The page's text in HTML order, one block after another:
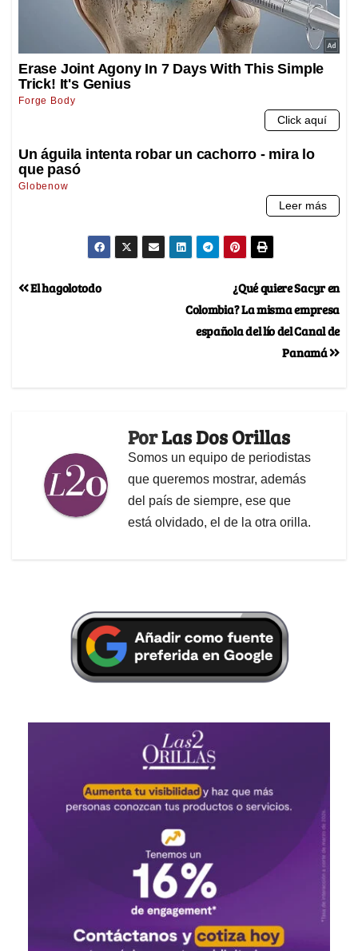
¿Qué quiere Sacyr en
Colombia? La misma empresa
española del lío del Canal de
Panamá
El hagolotodo
PorLas Dos Orillas
Somos un equipo de periodistas
que queremos mostrar, además
del país de siempre, ese que
está olvidado, el de la otra orilla.